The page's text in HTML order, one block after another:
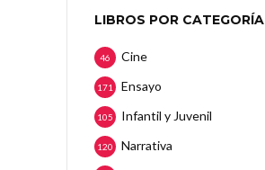
LIBROS POR CATEGORÍA
Cine
46
Ensayo
171
Infantil y Juvenil
105
Narrativa
120